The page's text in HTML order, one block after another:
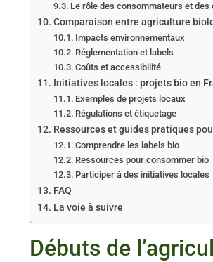
Le rôle des consommateurs et
Comparaison entre agriculture
Impacts environnementaux
Réglementation et labels
Coûts et accessibilité
Initiatives locales : projets bio en
Exemples de projets locaux
Régulations et étiquetage
Ressources et guides pratiques
Comprendre les labels bio
Ressources pour consommer bio
Participer à des initiatives locales
FAQ
La voie à suivre
Débuts de